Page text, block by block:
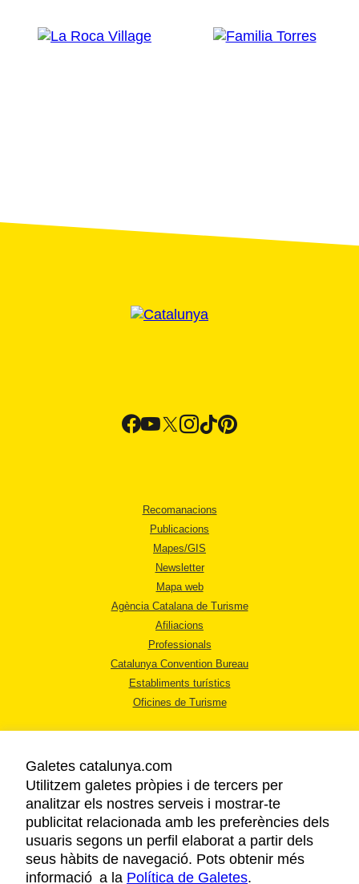
Recomanacions
Publicacions
Mapes/GIS
Newsletter
Mapa web
Agència Catalana de Turisme
Afiliacions
Professionals
Catalunya Convention Bureau
Establiments turístics
Oficines de Turisme
AVÍS LEGAL
POLÍTICA DE PRIVACITAT
COOKIES
ACCESSIBILITAT
Galetes catalunya.com
Utilitzem galetes pròpies i de tercers per
analitzar els nostres serveis i mostrar-te
publicitat relacionada amb les preferències dels
usuaris segons un perfil elaborat a partir dels
seus hàbits de navegació. Pots obtenir més
informació a la Política de Galetes.